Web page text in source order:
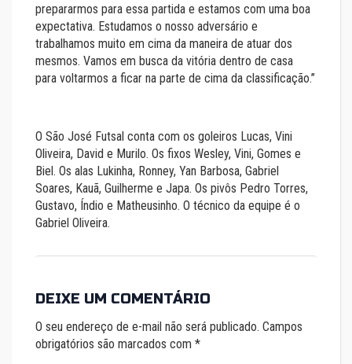
prepararmos para essa partida e estamos com uma boa
expectativa. Estudamos o nosso adversário e
trabalhamos muito em cima da maneira de atuar dos
mesmos. Vamos em busca da vitória dentro de casa
para voltarmos a ficar na parte de cima da classificação.’’
O São José Futsal conta com os goleiros Lucas, Vini
Oliveira, David e Murilo. Os fixos Wesley, Vini, Gomes e
Biel. Os alas Lukinha, Ronney, Yan Barbosa, Gabriel
Soares, Kauã, Guilherme e Japa. Os pivôs Pedro Torres,
Gustavo, Índio e Matheusinho. O técnico da equipe é o
Gabriel Oliveira.
DEIXE UM COMENTÁRIO
O seu endereço de e-mail não será publicado. Campos
obrigatórios são marcados com *